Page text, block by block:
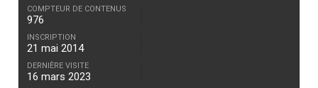
COMPTEUR DE CONTENUS
976
INSCRIPTION
21 mai 2014
DERNIÈRE VISITE
16 mars 2023